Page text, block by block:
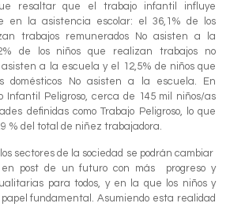
resaltar que el trabajo infantil influye
en la asistencia escolar: el 36,1% de los
trabajos remunerados No asisten a la
de los niños que realizan trabajos no
asisten a la escuela y el 12,5% de niños que
domésticos No asisten a la escuela. En
Infantil Peligroso, cerca de 145 mil niños/as
definidas como Trabajo Peligroso, lo que
% del total de niñez trabajadora.
los sectores de la sociedad se podrán cambiar
en post de un futuro con más progreso y
para todos, y en la que los niños y
fundamental. Asumiendo esta realidad